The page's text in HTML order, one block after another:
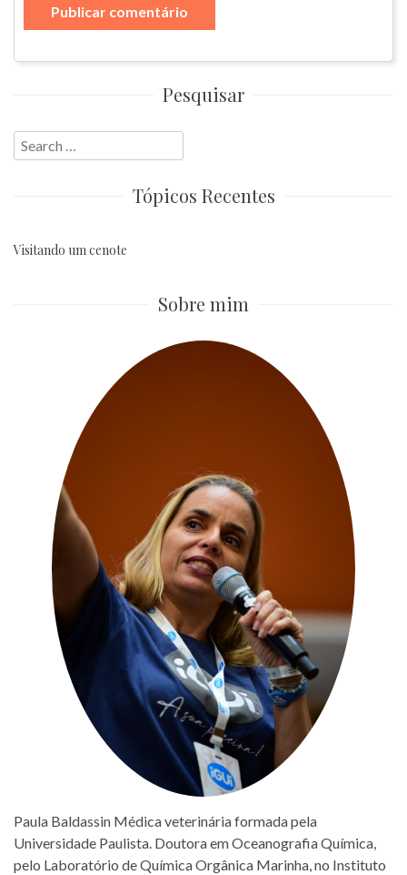
Pesquisar
Search
for:
Tópicos Recentes
Visitando um cenote
Sobre mim
Paula Baldassin Médica veterinária formada pela
Universidade Paulista. Doutora em Oceanografia Química,
pelo Laboratório de Química Orgânica Marinha, no Instituto